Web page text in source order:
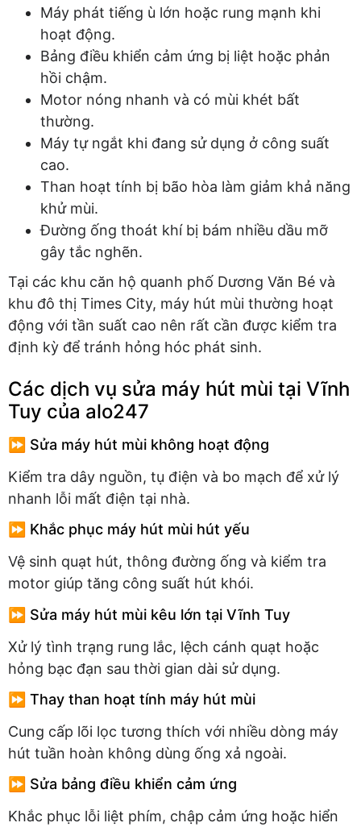
Máy phát tiếng ù lớn hoặc rung mạnh khi
hoạt động.
Bảng điều khiển cảm ứng bị liệt hoặc phản
hồi chậm.
Motor nóng nhanh và có mùi khét bất
thường.
Máy tự ngắt khi đang sử dụng ở công suất
cao.
Than hoạt tính bị bão hòa làm giảm khả năng
khử mùi.
Đường ống thoát khí bị bám nhiều dầu mỡ
gây tắc nghẽn.
Tại các khu căn hộ quanh phố Dương Văn Bé và
khu đô thị Times City, máy hút mùi thường hoạt
động với tần suất cao nên rất cần được kiểm tra
định kỳ để tránh hỏng hóc phát sinh.
Các dịch vụ sửa máy hút mùi tại Vĩnh
Tuy của alo247
⏩ Sửa máy hút mùi không hoạt động
Kiểm tra dây nguồn, tụ điện và bo mạch để xử lý
nhanh lỗi mất điện tại nhà.
⏩ Khắc phục máy hút mùi hút yếu
Vệ sinh quạt hút, thông đường ống và kiểm tra
motor giúp tăng công suất hút khói.
⏩ Sửa máy hút mùi kêu lớn tại Vĩnh Tuy
Xử lý tình trạng rung lắc, lệch cánh quạt hoặc
hỏng bạc đạn sau thời gian dài sử dụng.
⏩ Thay than hoạt tính máy hút mùi
Cung cấp lõi lọc tương thích với nhiều dòng máy
hút tuần hoàn không dùng ống xả ngoài.
⏩ Sửa bảng điều khiển cảm ứng
Khắc phục lỗi liệt phím, chập cảm ứng hoặc hiển